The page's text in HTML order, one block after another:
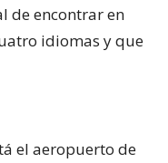
de encontrar en
idiomas y que
el aeropuerto de